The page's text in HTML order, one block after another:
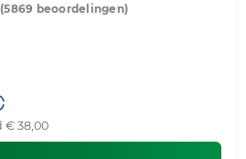
(5869 beoordelingen)
€ 38,00